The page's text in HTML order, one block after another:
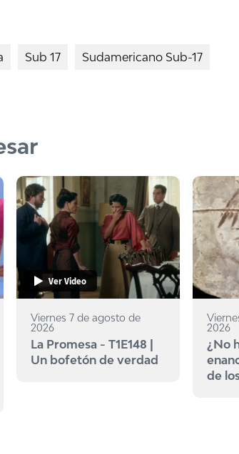
Sub 17 Sudamericano Sub-17
Ver Video
Viernes 7 de agosto de
2026
La Promesa - T1E148 |
Un bofetón de verdad
2026
¿No
de